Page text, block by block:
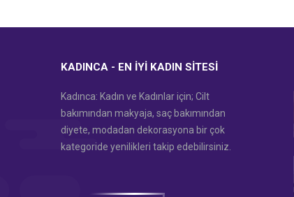
KADINCA - EN İYI KADIN SITESI
Kadınca: Kadın ve Kadınlar için; Cilt
bakımından makyaja, saç bakımından
diyete, modadan dekorasyona bir çok
kategoride yenilikleri takip edebilirsiniz.